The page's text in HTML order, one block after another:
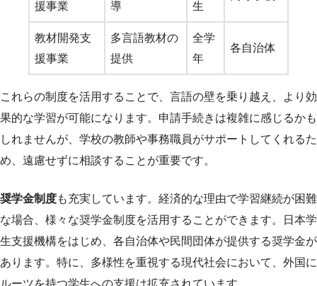
援事業
導
生
教材開発支
援事業
多言語教材の
提供
全学
年
各自治体
これらの制度を活用することで、言語の壁を乗り越え、より効
果的な学習が可能になります。申請手続きは複雑に感じるかも
しれませんが、学校の教師や事務職員がサポートしてくれるた
め、遠慮せずに相談することが重要です。
奨学金制度も充実しています。経済的な理由で学習継続が困難
な場合、様々な奨学金制度を活用することができます。日本学
生支援機構をはじめ、各自治体や民間団体が提供する奨学金が
あります。特に、多様性を重視する現代社会において、外国に
ルーツを持つ学生への支援は拡充されています。